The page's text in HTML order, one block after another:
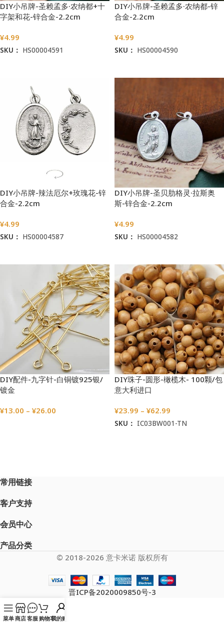
DIY小吊牌-圣赖孟多·农纳都+十
字架和花-锌合金-2.2cm
¥4.99
SKU： HS00004591
DIY小吊牌-圣赖孟多·农纳都-锌
合金-2.2cm
¥4.99
SKU： HS00004590
DIY小吊牌-辣法厄尔+玫瑰花-锌
合金-2.2cm
¥4.99
SKU： HS00004587
DIY小吊牌-圣贝肋格灵·拉斯奥
斯-锌合金-2.2cm
¥4.99
SKU： HS00004582
DIY配件-九字针-白铜镀925银/
镀金
¥13.00 – ¥26.00
DIY珠子-圆形-橄榄木- 100颗/包
意大利进口
¥23.99 – ¥62.99
SKU： IC03BW001-TN
常用链接
客户支持
会员中心
产品分类
© 2018-2026 意卡米诺 版权所有
晋ICP备2020009850号-3
菜单商店客服 购物车我的账户